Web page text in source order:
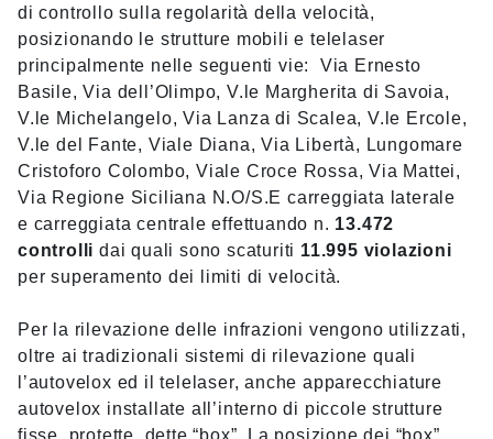
di controllo sulla regolarità della velocità,
posizionando le strutture mobili e telelaser
principalmente nelle seguenti vie: Via Ernesto
Basile, Via dell’Olimpo, V.le Margherita di Savoia,
V.le Michelangelo, Via Lanza di Scalea, V.le Ercole,
V.le del Fante, Viale Diana, Via Libertà, Lungomare
Cristoforo Colombo, Viale Croce Rossa, Via Mattei,
Via Regione Siciliana N.O/S.E carreggiata laterale
e carreggiata centrale effettuando n. 13.472
controlli dai quali sono scaturiti 11.995 violazioni
per superamento dei limiti di velocità.
Per la rilevazione delle infrazioni vengono utilizzati,
oltre ai tradizionali sistemi di rilevazione quali
l’autovelox ed il telelaser, anche apparecchiature
autovelox installate all’interno di piccole strutture
fisse, protette, dette “box”. La posizione dei “box”